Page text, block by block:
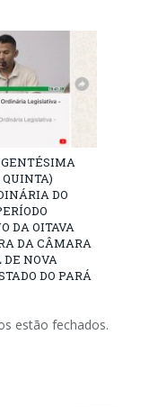
DO
DA OITAVA
DA CÂMARA
NOVA
DO PARÁ
estão fechados.